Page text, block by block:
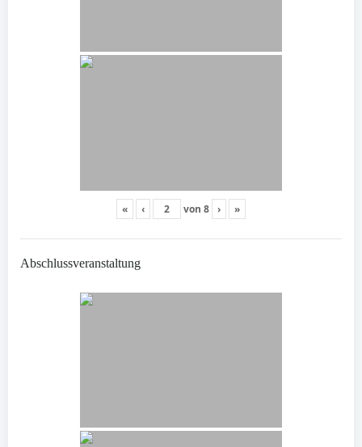
« ‹ von 8 › »
Abschlussveranstaltung